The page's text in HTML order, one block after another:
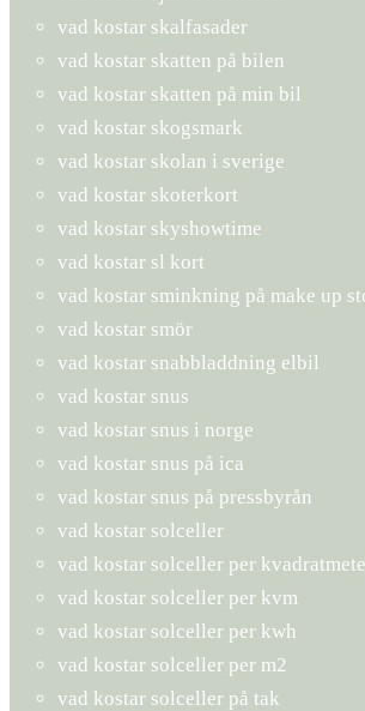
vad kostar skalfasader
vad kostar skatten på bilen
vad kostar skatten på min bil
vad kostar skogsmark
vad kostar skolan i sverige
vad kostar skoterkort
vad kostar skyshowtime
vad kostar sl kort
vad kostar sminkning på make up
vad kostar smör
vad kostar snabbladdning elbil
vad kostar snus
vad kostar snus i norge
vad kostar snus på ica
vad kostar snus på pressbyrån
vad kostar solceller
vad kostar solceller per
vad kostar solceller per kvm
vad kostar solceller per kwh
vad kostar solceller per m2
vad kostar solceller på tak